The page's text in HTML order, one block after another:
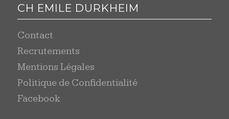
CH EMILE DURKHEIM
Contact
Recrutements
Mentions Légales
Politique de Confidentialité
Facebook